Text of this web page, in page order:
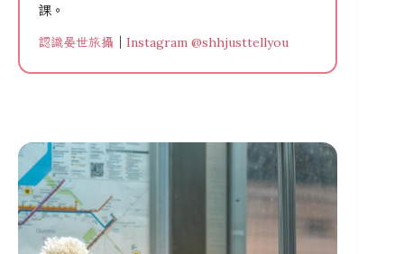
課。
認識晏世旅攝 Instagram @shhjusttellyou